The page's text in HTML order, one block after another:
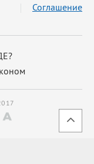
Соглашение